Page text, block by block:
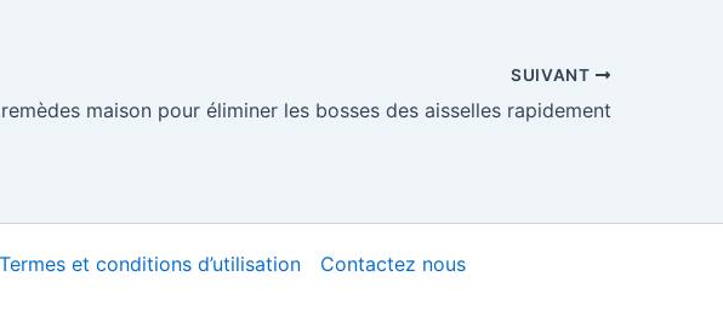
SUIVANT
maison pour éliminer les bosses des aisselles rapidement
Termes et conditions d’utilisation Contactez nous